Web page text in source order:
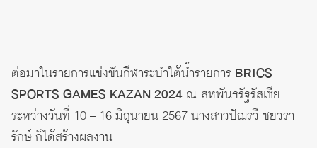
ต่อมาในรายการแข่งขันกีฬาระบำใต้น้ำรายการ BRICS
SPORTS GAMES KAZAN 2024ณ สหพันธรัฐรัสเซีย
ระหว่างวันที่ 10 – 16 มิถุนายน 2567 นางสาวปัฌรวี ชยวรา
รักษ์ ก็ได้สร้างผลงาน